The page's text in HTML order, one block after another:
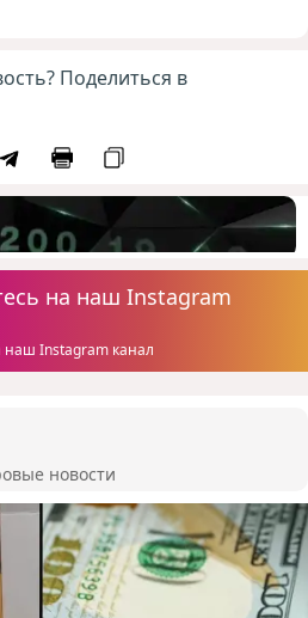
Поделиться в
на наш Instagram
наш Instagram канал
новости